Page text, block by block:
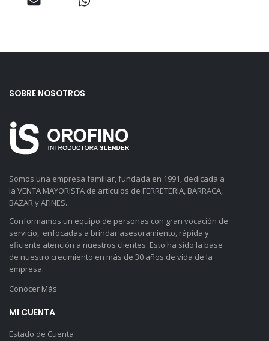
SOBRE NOSOTROS
Somos una empresa familiar, fundada en 1991, dedicada a
la VENTA MAYORISTA de artículos de FERRETERIA, BARRACA,
BAZAR y AFINES.
Conformamos un equipo de personas con gran vocación de
servicio, enfocadas a brindar asesoramiento, rápida y
eficiente atención a nuestros clientes. Esto ha sido la base
de nuestro crecimiento en más de 30 años de vida de la
empresa.
Conocer Más
MI CUENTA
Estado de Cuenta